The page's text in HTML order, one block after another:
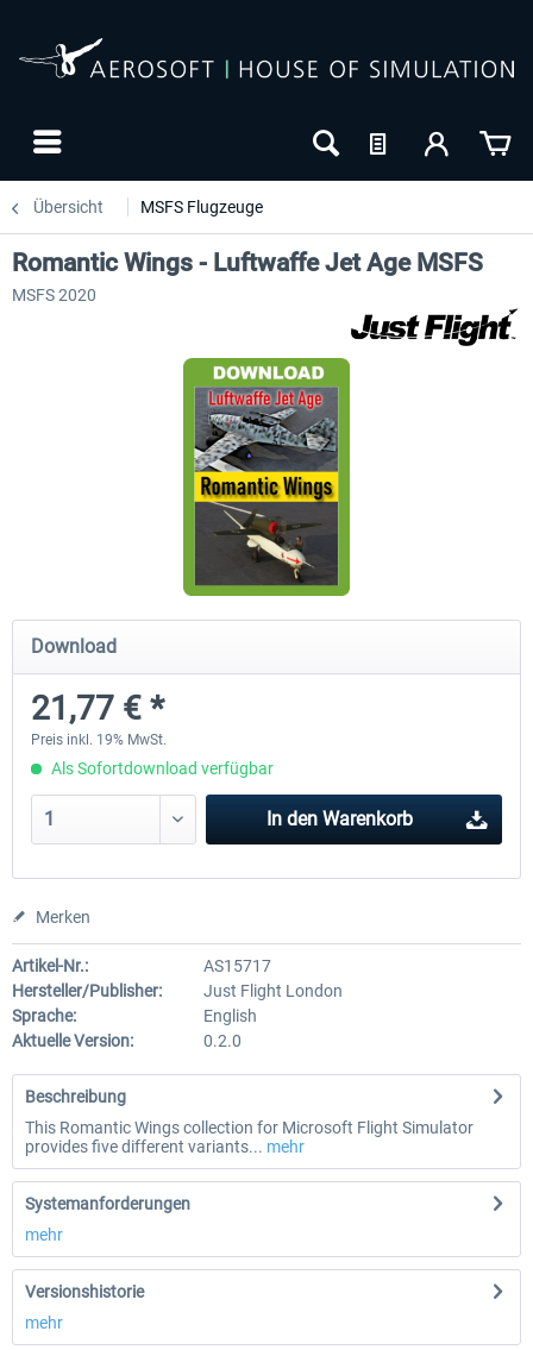
Übersicht MSFS Flugzeuge
FlightSim Studio - E-Jets 170/175
39,95 € *
Aerosoft Aircraft A340-
Romantic Wings - Luftwaffe Jet Age MSFS
MSFS 2020
Download
21,77 € *
Preis inkl. 19% MwSt.
Als Sofortdownload verfügbar
In den Warenkorb
Merken
Artikel-Nr.:
AS15717
Hersteller/Publisher:
Just Flight London
Sprache:
English
Aktuelle Version:
0.2.0
Beschreibung
This Romantic Wings collection for Microsoft Flight Simulator
provides five different variants... mehr
Systemanforderungen
mehr
Versionshistorie
mehr